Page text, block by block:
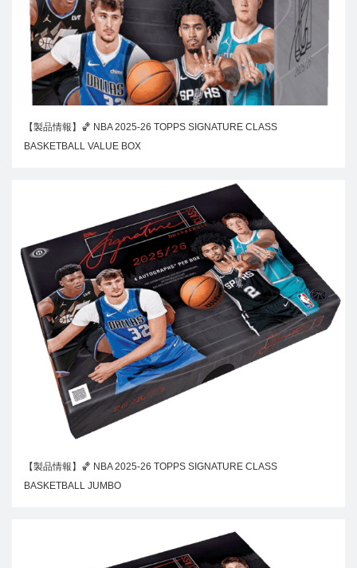
【製品情報】🏀 NBA 2025-26 TOPPS SIGNATURE CLASS
BASKETBALL VALUE BOX
【製品情報】🏀 NBA 2025-26 TOPPS SIGNATURE CLASS
BASKETBALL JUMBO